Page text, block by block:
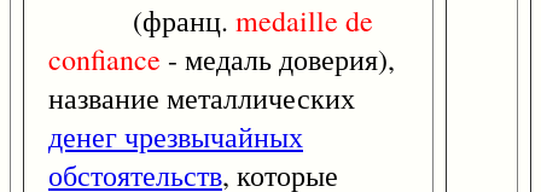
(франц. medaille de
confiance - медаль доверия),
название металлических
денег чрезвычайных
обстоятельств, которые